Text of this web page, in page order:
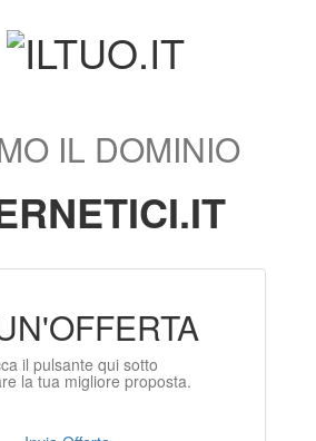
IL DOMINIO
il pulsante qui sotto
la tua migliore proposta.